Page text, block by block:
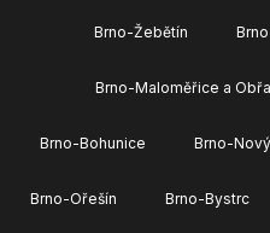
Brno-Žebětín
Brno-Maloměřice a
Brno-Bohunice Brno-
Brno-Ořešín Brno-Bystrc